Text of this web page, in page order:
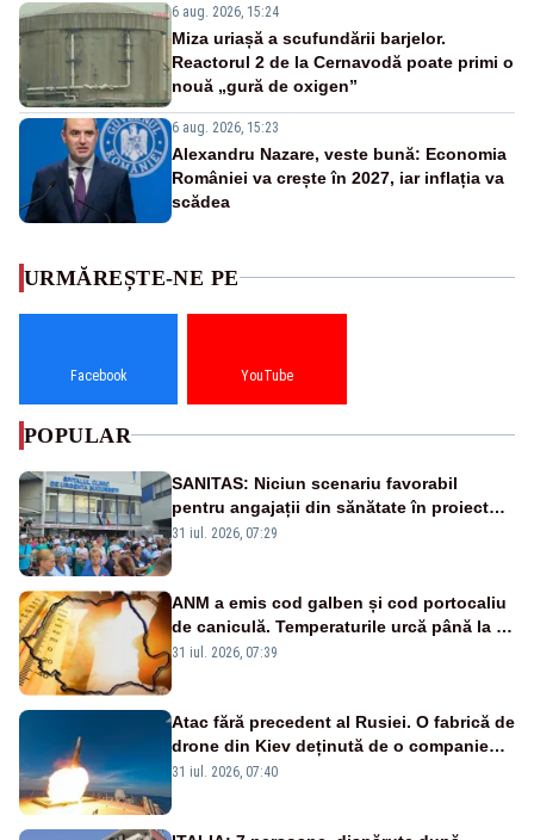
6 aug. 2026, 15:24
Miza uriașă a scufundării barjelor.
Reactorul 2 de la Cernavodă poate primi o
nouă „gură de oxigen”
6 aug. 2026, 15:23
Alexandru Nazare, veste bună: Economia
României va crește în 2027, iar inflația va
scădea
URMĂREȘTE-NE PE
Facebook YouTube
POPULAR
SANITAS: Niciun scenariu favorabil
pentru angajații din sănătate în proiectul
Legii salarizării
31 iul. 2026, 07:29
ANM a emis cod galben și cod portocaliu
de caniculă. Temperaturile urcă până la 38
de grade, iar nopțile devin tropicale
31 iul. 2026, 07:39
Atac fără precedent al Rusiei. O fabrică de
drone din Kiev deținută de o companie
americană, distrusă de o rachetă
31 iul. 2026, 07:40